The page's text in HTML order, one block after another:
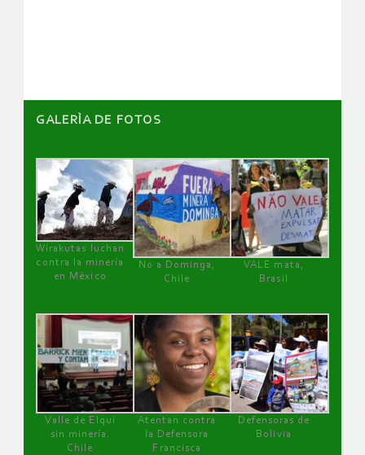
GALERÌA DE FOTOS
Wirakutas luchan
contra la minería
en México
No a Dominga,
Chile
VALE mata,
Brasil
Valle de Elqui
sin minería.
Chile
Atentan contra
la Defensora
Francisca
Defensoras de
Bolivia